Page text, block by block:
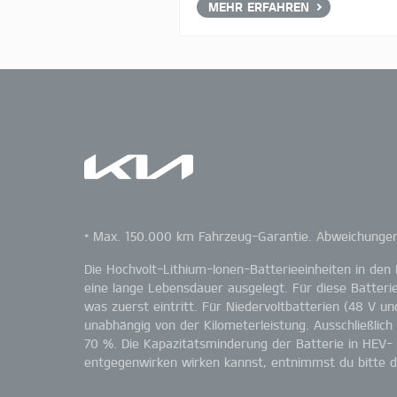
MEHR ERFAHREN
* Max. 150.000 km Fahrzeug-Garantie.
Die Hochvolt-Lithium-Ionen-Batterieeinheiten in
eine lange Lebensdauer ausgelegt. Für diese
was zuerst eintritt. Für Niedervoltbatterien (48 V
unabhängig von der Kilometerleistung.
70 %. Die Kapazitätsminderung der Batterie in
entgegenwirken wirken kannst, entnimmst du bitte